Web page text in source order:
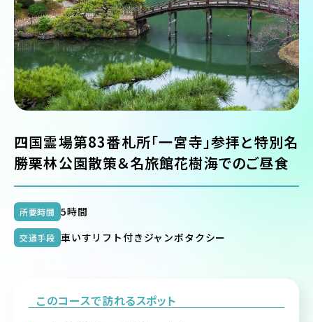
四国霊場第83番札所「一宮寺」参拝と特別名
勝栗林公園散策＆名旅館花樹海でのご昼食
所要時間 5時間
交通手段 車いすリフト付きジャンボタクシー
このコースで訪れるスポット